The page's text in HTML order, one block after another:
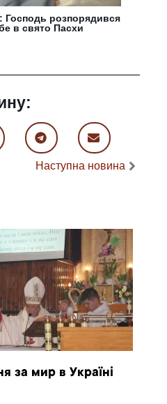
Господь розпорядився
в свято Пасхи
Наступна новина
за мир в Україні